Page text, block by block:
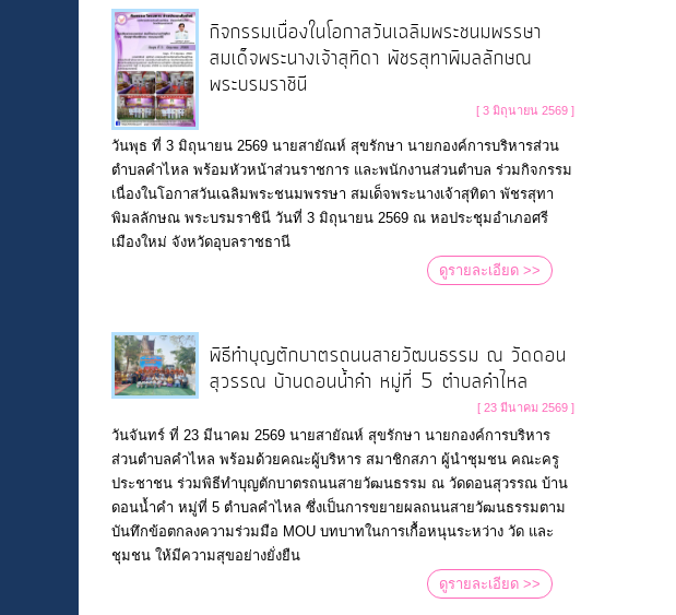
กิจกรรมเนื่องในโอกาสวันเฉลิมพระชนมพรรษา
สมเด็จพระนางเจ้าสุทิดา พัชรสุทาพิมลลักษณ
พระบรมราชินี
[ 3 มิถุนายน 2569 ]
วันพุธ ที่ 3 มิถุนายน 2569 นายสายัณห์ สุขรักษา นายกองค์การบริหารส่วน
ตำบลคำไหล พร้อมหัวหน้าส่วนราชการ และพนักงานส่วนตำบล ร่วมกิจกรรม
เนื่องในโอกาสวันเฉลิมพระชนมพรรษา สมเด็จพระนางเจ้าสุทิดา พัชรสุทา
พิมลลักษณ พระบรมราชินี วันที่ 3 มิถุนายน 2569 ณ หอประชุมอำเภอศรี
เมืองใหม่ จังหวัดอุบลราชธานี
ดูรายละเอียด >>
พิธีทำบุญตักบาตรถนนสายวัฒนธรรม ณ วัดดอน
สุวรรณ บ้านดอนน้ำคำ หมู่ที่ 5 ตำบลคำไหล
[ 23 มีนาคม 2569 ]
วันจันทร์ ที่ 23 มีนาคม 2569 นายสายัณห์ สุขรักษา นายกองค์การบริหาร
ส่วนตำบลคำไหล พร้อมด้วยคณะผู้บริหาร สมาชิกสภา ผู้นำชุมชน คณะครู
ประชาชน ร่วมพิธีทำบุญตักบาตรถนนสายวัฒนธรรม ณ วัดดอนสุวรรณ บ้าน
ดอนน้ำคำ หมู่ที่ 5 ตำบลคำไหล ซึ่งเป็นการขยายผลถนนสายวัฒนธรรมตาม
บันทึกข้อตกลงความร่วมมือ MOU บทบาทในการเกื้อหนุนระหว่าง วัด และ
ชุมชน ให้มีความสุขอย่างยั่งยืน
ดูรายละเอียด >>